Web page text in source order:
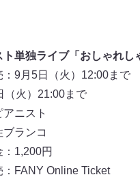
単独ライブ「おしゃれし
：9月5日（火）12:00まで
（火）21:00まで
ニスト
ランコ
1,200円
FANY Online Ticket